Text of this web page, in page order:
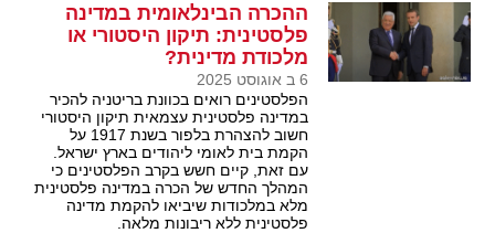
ההכרה הבינלאומית במדינה
פלסטינית: תיקון היסטורי או
מלכודת מדינית?
6 ב אוגוסט 2025
הפלסטינים רואים בכוונת בריטניה להכיר
במדינה פלסטינית עצמאית תיקון היסטורי
חשוב להצהרת בלפור בשנת 1917 על
הקמת בית לאומי ליהודים בארץ ישראל.
עם זאת, קיים חשש בקרב הפלסטינים כי
המהלך החדש של הכרה במדינה פלסטינית
מלא במלכודות שיביאו להקמת מדינה
פלסטינית ללא ריבונות מלאה.